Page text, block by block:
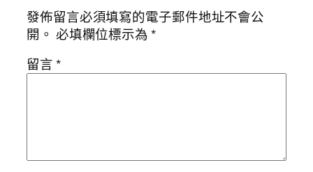
發佈留言必須填寫的電子郵件地址不會公
開。 必填欄位標示為*
留言*